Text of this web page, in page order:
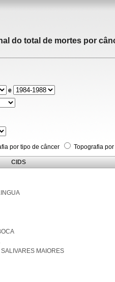
do total de mortes por
e
por tipo de câncer Topografia
CIDS
MAIORES